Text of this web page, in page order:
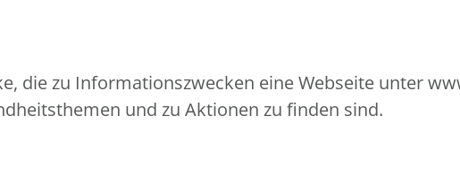
die zu Informationszwecken eine Webseite unter
und zu Aktionen zu finden sind.